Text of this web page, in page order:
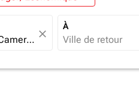
close
À